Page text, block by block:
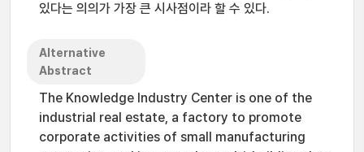
있다는 의의가 가장 큰 시사점이라 할 수 있다.
Alternative
Abstract
The Knowledge Industry Center is one of the
industrial real estate, a factory to promote
corporate activities of small manufacturing